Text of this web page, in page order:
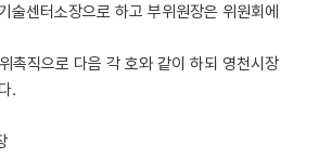
술센터소장으로 하고 부위원장은 위원회에
촉직으로 다음 각 호와 같이 하되 영천시장
.